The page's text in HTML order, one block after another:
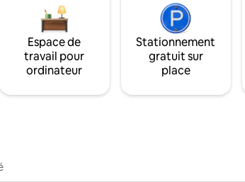
Espace de
travail pour
ordinateur
Stationnement
gratuit sur
place